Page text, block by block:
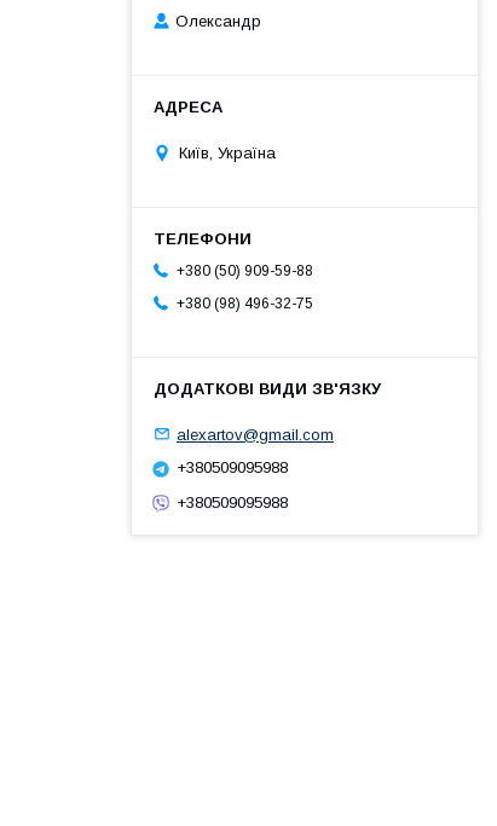
Олександр
Київ, Україна
+380 (50) 909-59-88
+380 (98) 496-32-75
alexartov@gmail.com
+380509095988
+380509095988